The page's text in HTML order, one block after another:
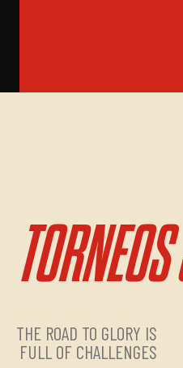
THE ROAD TO GLORY IS
FULL OF CHALLENGES